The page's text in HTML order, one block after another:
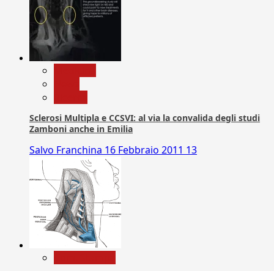
Sclerosi Multipla e CCSVI: al via la convalida degli studi
Zamboni anche in Emilia
Salvo Franchina 16 Febbraio 2011 13